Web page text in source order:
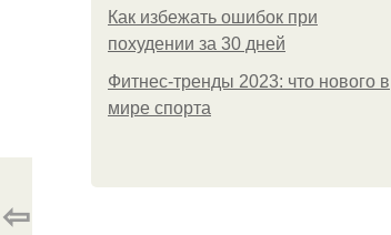
Как избежать ошибок при
похудении за 30 дней
Фитнес-тренды 2023: что нового в
мире спорта
⇦